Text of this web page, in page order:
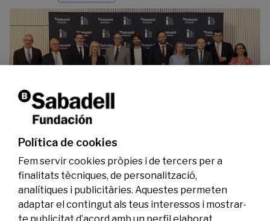
La Fundació Banc Sabadell reconeix a dos
investigadors en els àmbits de l’edició del
genoma i l’energia neta
Política de cookies
Fem servir cookies pròpies i de tercers per a
finalitats tècniques, de personalització,
analítiques i publicitàries. Aquestes permeten
adaptar el contingut als teus interessos i mostrar-